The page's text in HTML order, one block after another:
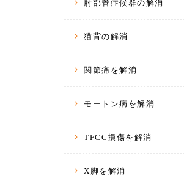
肘部管症候群の解消
猫背の解消
関節痛を解消
モートン病を解消
TFCC損傷を解消
X脚を解消